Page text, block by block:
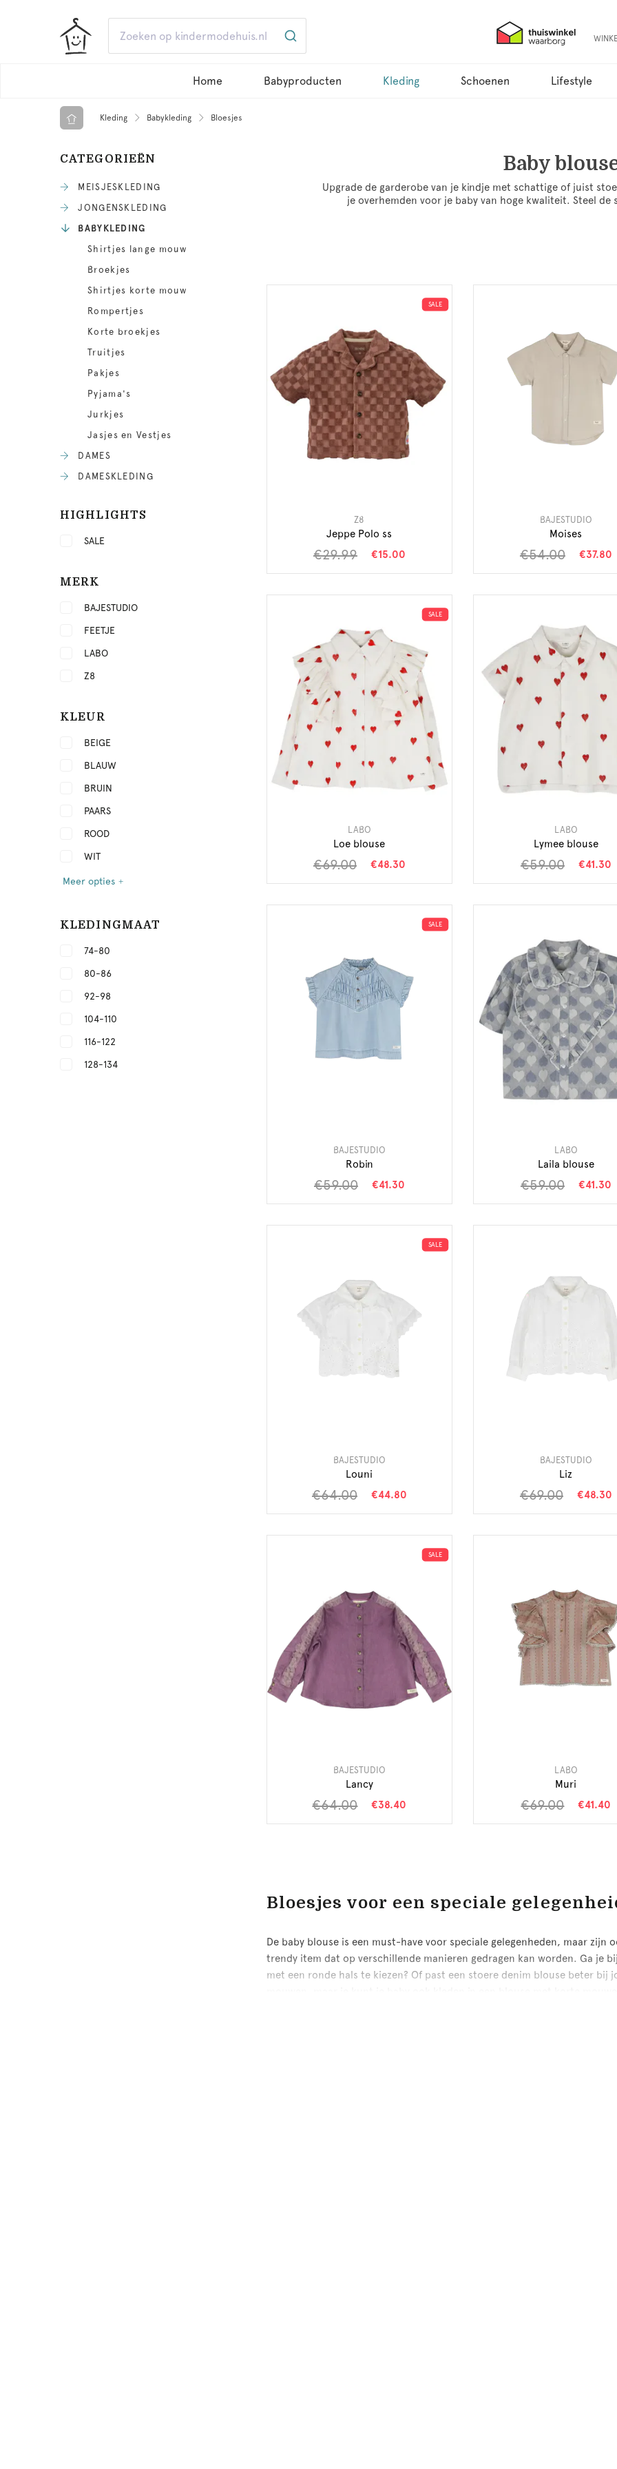
Home Babyproducten Kleding Schoenen Lifestyle
Kleding Babykleding Bloesjes
CATEGORIEËN
MEISJESKLEDING
JONGENSKLEDING
BABYKLEDING
Shirtjes lange mouw
Broekjes
Shirtjes korte mouw
Rompertjes
Korte broekjes
Truitjes
Pakjes
Pyjama's
Jurkjes
Jasjes en Vestjes
DAMES
DAMESKLEDING
HIGHLIGHTS
SALE
MERK
BAJESTUDIO
FEETJE
LABO
Z8
KLEUR
BEIGE
BLAUW
BRUIN
PAARS
ROOD
WIT
Meer opties
KLEDINGMAAT
74-80
80-86
92-98
104-110
116-122
128-134
Baby
Upgrade de garderobe van je kindje met schattige of juist
je overhemden voor je baby van hoge kwaliteit. Steel
SALE
Z8
Jeppe Polo ss
€29.99 €15.00
BAJESTUDIO
Moises
€54.00 €37.80
SALE
LABO
Loe blouse
€69.00 €48.30
LABO
Lymee blouse
€59.00 €41.30
SALE
BAJESTUDIO
Robin
€59.00 €41.30
LABO
Laila blouse
€59.00 €41.30
SALE
BAJESTUDIO
Louni
€64.00 €44.80
BAJESTUDIO
Liz
€69.00 €48.30
SALE
BAJESTUDIO
Lancy
€64.00 €38.40
LABO
Muri
€69.00 €41.40
Bloesjes voor een speciale
De baby blouse is een must-have voor speciale gelegenheden, maar zijn
trendy item dat op verschillende manieren gedragen kan worden. Ga je
met een ronde hals te kiezen? Of past een stoere denim blouse beter bij